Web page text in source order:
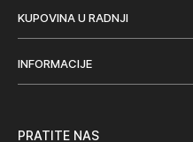
KUPOVINA U RADNJI
INFORMACIJE
PRATITE NAS